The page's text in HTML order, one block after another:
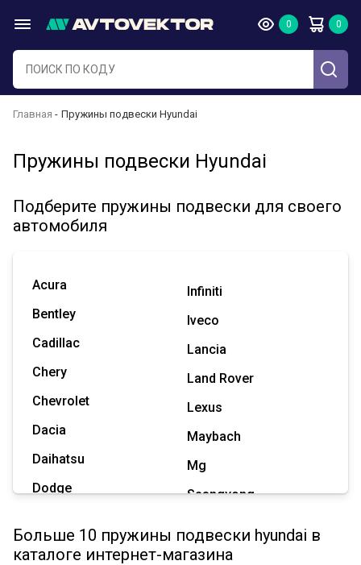
Главная Пружины подвески Hyundai
Пружины подвески Hyundai
Подберите пружины подвески для своего
автомобиля
Acura
Bentley
Cadillac
Chery
Chevrolet
Dacia
Daihatsu
Dodge
Great Wall
Infiniti
Iveco
Lancia
Land Rover
Lexus
Maybach
Mg
Ssangyong
Tesla
Больше 10 пружины подвески hyundai в
каталоге интернет-магазина